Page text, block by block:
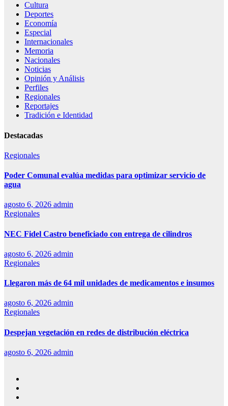
Cultura
Deportes
Economía
Especial
Internacionales
Memoria
Nacionales
Noticias
Opinión y Análisis
Perfiles
Regionales
Reportajes
Tradición e Identidad
Destacadas
Regionales
Poder Comunal evalúa medidas para optimizar servicio de
agua
agosto 6, 2026 admin
Regionales
NEC Fidel Castro beneficiado con entrega de cilindros
agosto 6, 2026 admin
Regionales
Llegaron más de 64 mil unidades de medicamentos e insumos
agosto 6, 2026 admin
Regionales
Despejan vegetación en redes de distribución eléctrica
agosto 6, 2026 admin